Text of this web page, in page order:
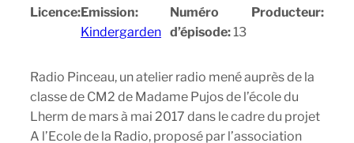
Licence: Emission:
Kindergarden
Numéro
d’épisode:13
Producteur:
Radio Pinceau, un atelier radio mené auprès de la
classe de CM2 de Madame Pujos de l’école du
Lherm de mars à mai 2017 dans le cadre du projet
A l’Ecole de la Radio, proposé par l’association